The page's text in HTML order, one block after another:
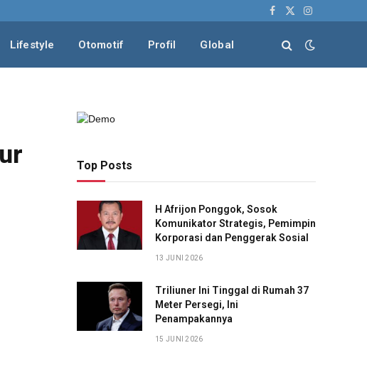
Facebook
X
Instagram
Lifestyle Otomotif Profil Global
Top Posts
H Afrijon Ponggok, Sosok
Komunikator Strategis, Pemimpin
Korporasi dan Penggerak Sosial
13 JUNI 2026
Triliuner Ini Tinggal di Rumah 37
Meter Persegi, Ini
Penampakannya
15 JUNI 2026